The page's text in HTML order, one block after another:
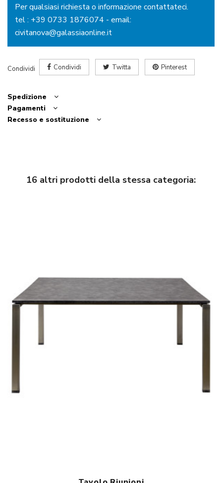
Per qualsiasi richiesta o informazione contattateci.
tel : +39 0733 1876074 - email:
civitanova@galassiaonline.it
Condividi Condividi Twitta Pinterest
Spedizione
Pagamenti
Recesso e sostituzione
16 altri prodotti della stessa categoria: